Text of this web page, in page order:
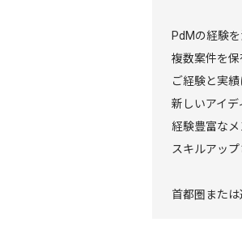
PdMの経験
複数案件を保
ご経験と実
新しいアイデ
経験豊富なメ
スキルアッ
首都圏または